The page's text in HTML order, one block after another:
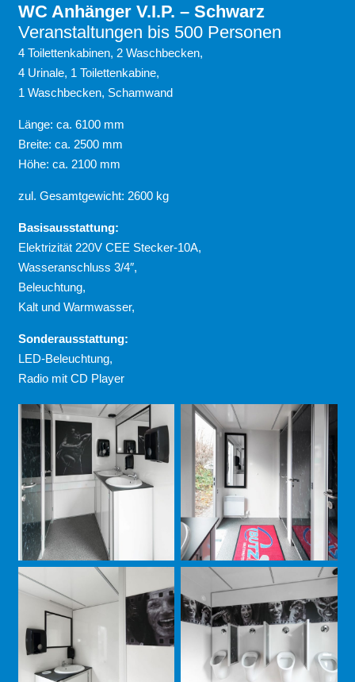
WC Anhänger V.I.P. – Schwarz
Veranstaltungen bis 500 Personen
4 Toilettenkabinen, 2 Waschbecken,
4 Urinale, 1 Toilettenkabine,
1 Waschbecken, Schamwand
Länge: ca. 6100 mm
Breite: ca. 2500 mm
Höhe: ca. 2100 mm
zul. Gesamtgewicht: 2600 kg
Basisausstattung:
Elektrizität 220V CEE Stecker-10A,
Wasseranschluss 3/4″,
Beleuchtung,
Kalt und Warmwasser,
Sonderausstattung:
LED-Beleuchtung,
Radio mit CD Player